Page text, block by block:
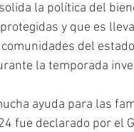
la política del
y que es
del
la temporada
ayuda para las
fue declarado por el